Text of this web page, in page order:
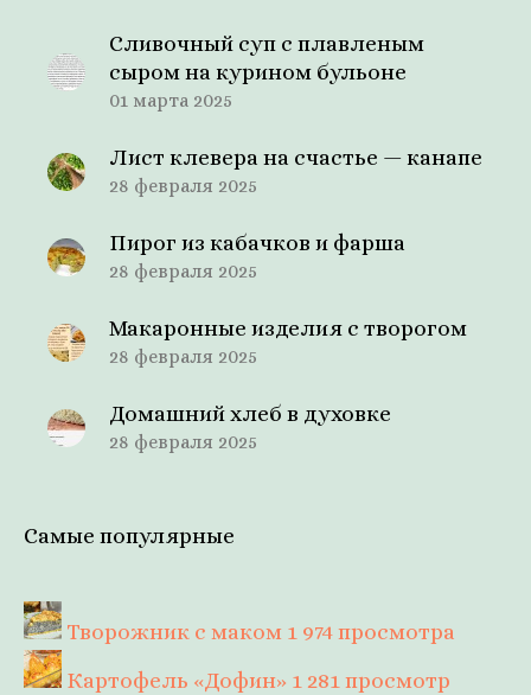
Сливочный суп с плавленым
сыром на курином бульоне
01 марта 2025
Лист клевера на счастье — канапе
28 февраля 2025
Пирог из кабачков и фарша
28 февраля 2025
Макаронные изделия с творогом
28 февраля 2025
Домашний хлеб в духовке
28 февраля 2025
Самые популярные
Творожник с маком 1 974 просмотра
Картофель «Дофин» 1 281 просмотр